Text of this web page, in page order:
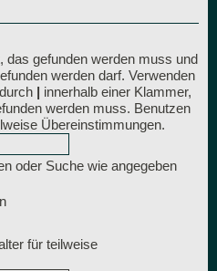
das gefunden werden muss und
werden darf. Verwenden
| innerhalb einer Klammer,
werden muss. Benutzen
Übereinstimmungen.
oder Suche wie angegeben
für teilweise